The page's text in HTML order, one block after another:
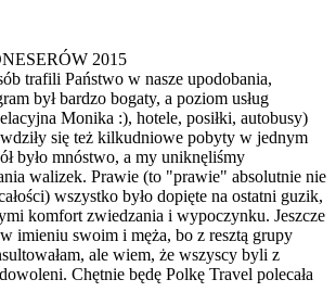
2015
trafili Państwo w nasze upodobania,
był bardzo bogaty, a poziom usług
Monika :), hotele, posiłki, autobusy)
się też kilkudniowe pobyty w jednym
było mnóstwo, a my uniknęliśmy
walizek. Prawie (to "prawie" absolutnie nie
wszystko było dopięte na ostatni guzik,
komfort zwiedzania i wypoczynku. Jeszcze
imieniu swoim i męża, bo z resztą grupy
ale wiem, że wszyscy byli z
Chętnie będę Polkę Travel polecała